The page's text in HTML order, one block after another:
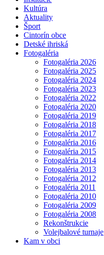
Kultúra
Aktuality
Šport
Cintorín obce
Detské ihriská
Fotogaléria
Fotogaléria 2026
Fotogaléria 2025
Fotogaléria 2024
Fotogaléria 2023
Fotogaléria 2022
Fotogaléria 2020
Fotogaléria 2019
Fotogaléria 2018
Fotogaléria 2017
Fotogaléria 2016
Fotogaléria 2015
Fotogaléria 2014
Fotogaléria 2013
Fotogaléria 2012
Fotogaléria 2011
Fotogaléria 2010
Fotogaléria 2009
Fotogaléria 2008
Rekonštrukcie
Volejbalové turnaje
Kam v obci